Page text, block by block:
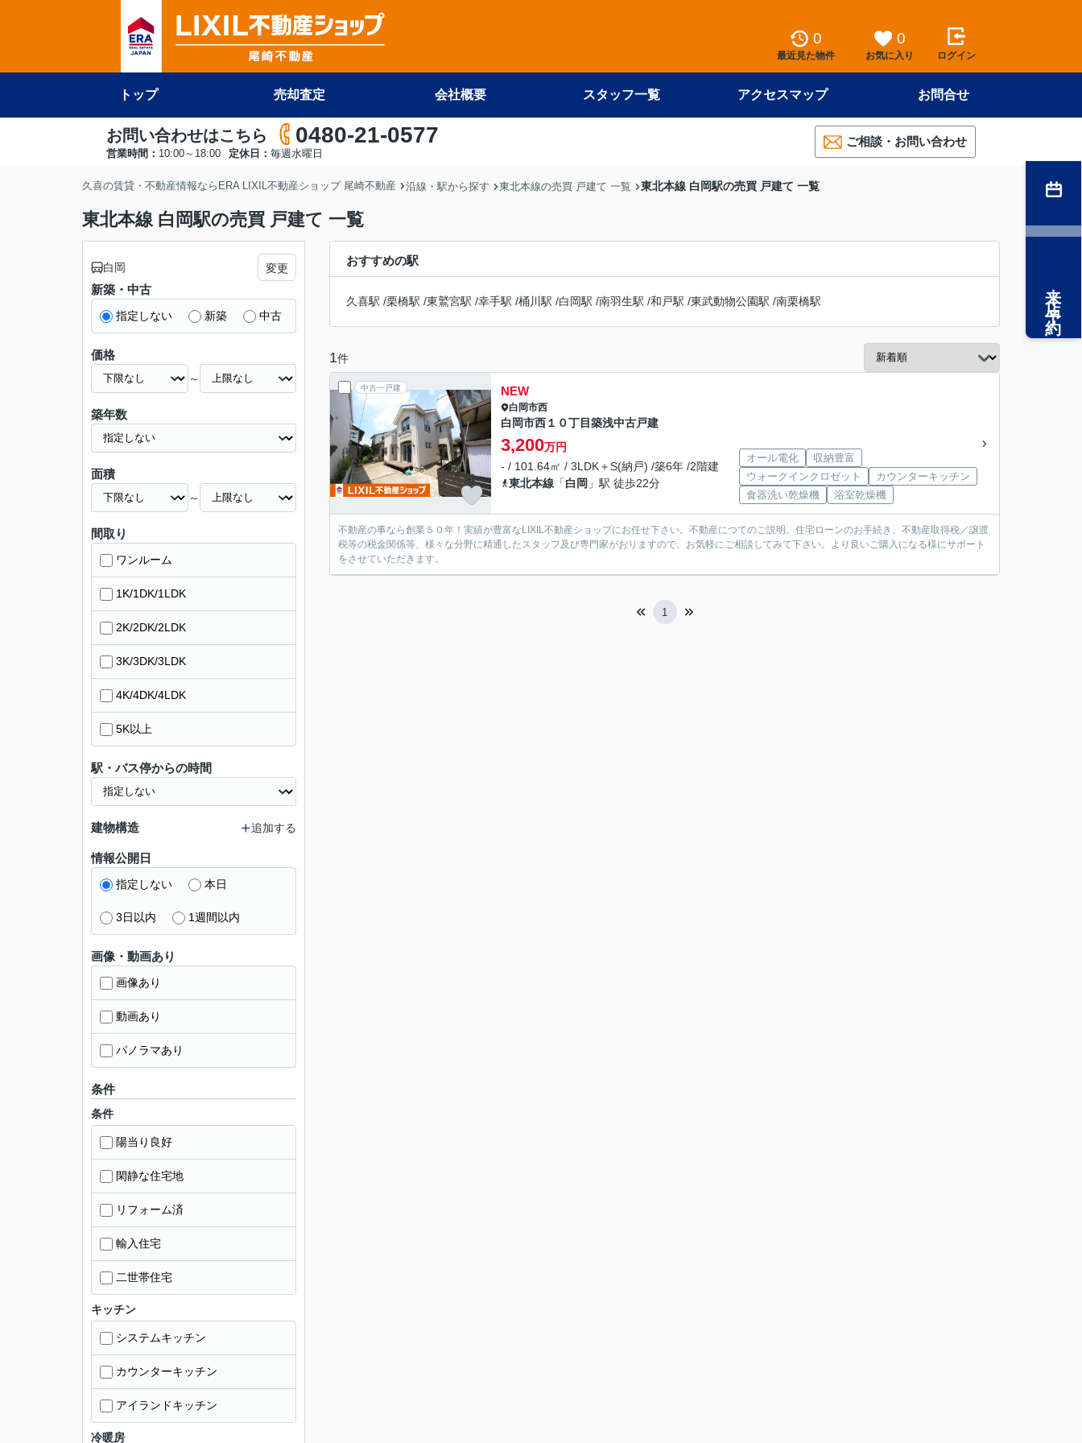
0
最近見た物件
0
お気に入り ログイン
トップ 売却査定 会社概要 スタッフ一覧 アクセスマップ お問合せ
お問い合わせはこちら 0480-21-0577
営業時間： 10:00～18:00 定休日： 毎週水曜日
ご相談・お問い合わせ
久喜の賃貸・不動産情報ならERA LIXIL不動産ショップ 尾崎不動産 沿線・駅から探す 東北本線の売買 戸建て 一覧 東北本線 白岡駅の売買 戸建て 一覧
東北本線 白岡駅の売買 戸建て 一覧
おすすめの駅
久喜駅 /栗橋駅 /東鷲宮駅 /幸手駅 /桶川駅 /白岡駅 /南羽生駅 /和戸駅 /東武動物公園駅 /南栗橋駅
1件
中古一戸建 NEW
白岡市西
白岡市西１０丁目築浅中古戸建
3,200万円
- / 101.64㎡ / 3LDK＋S(納戸) /築6年 /2階建
東北本線 「白岡 」駅 徒歩22分
オール電化
収納豊富
ウォークインクロゼット
カウンターキッチン
食器洗い乾燥機
浴室乾燥機
不動産の事なら創業５０年！実績が豊富なLIXIL不動産ショップにお任せ下さい。不動産につてのご説明、住宅ローンのお手続き、不動産取得税／譲渡
税等の税金関係等、様々な分野に精通したスタッフ及び専門家がおりますので、お気軽にご相談してみて下さい。より良いご購入になる様にサポート
をさせていただきます。
1
白岡 変更
新築・中古
指定しない 新築 中古
価格
～
築年数
面積
～
間取り
ワンルーム
1K/1DK/1LDK
2K/2DK/2LDK
3K/3DK/3LDK
4K/4DK/4LDK
5K以上
駅・バス停からの時間
建物構造 追加する
情報公開日
指定しない 本日
3日以内 1週間以内
画像・動画あり
画像あり
動画あり
パノラマあり
条件
条件
陽当り良好
閑静な住宅地
リフォーム済
輸入住宅
二世帯住宅
キッチン
システムキッチン
カウンターキッチン
アイランドキッチン
冷暖房
来店予約